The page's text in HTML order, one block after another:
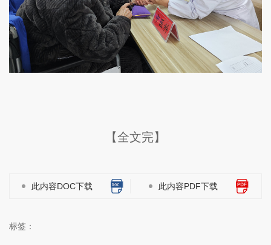
【全文完】
此内容DOC下载 此内容PDF下载
标签：